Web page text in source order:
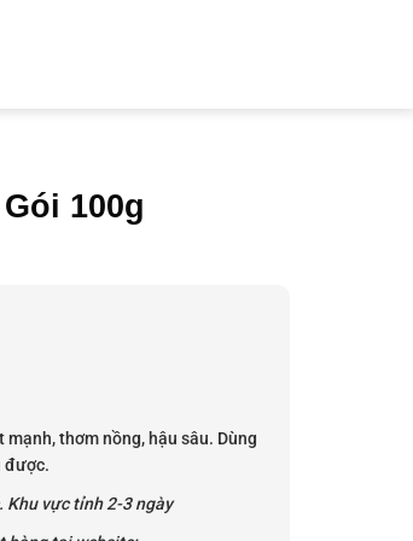
100g
thơm nồng, hậu sâu. Dùng
được.
Khu vực tỉnh 2-3 ngày